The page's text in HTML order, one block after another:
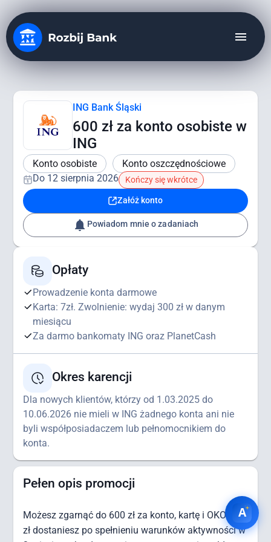
menu
ING Bank Śląski
600 zł za konto osobiste w
ING
Konto osobiste
Konto oszczędnościowe
Do 12 sierpnia 2026
Kończy się wkrótce
Załóż konto
notifications Powiadom mnie o zadaniach
Opłaty
Prowadzenie konta darmowe
Karta: 7zł. Zwolnienie: wydaj 300 zł w danym
miesiącu
Za darmo bankomaty ING oraz PlanetCash
Okres karencji
Dla nowych klientów, którzy od 1.03.2025 do
10.06.2026 nie mieli w ING żadnego konta ani nie
byli współposiadaczem lub pełnomocnikiem do
konta.
Pełen opis promocji
Możesz zgarnąć do 600 zł za konto, kartę i OKO: 600
zł dostaniesz po spełnieniu warunków aktywności w